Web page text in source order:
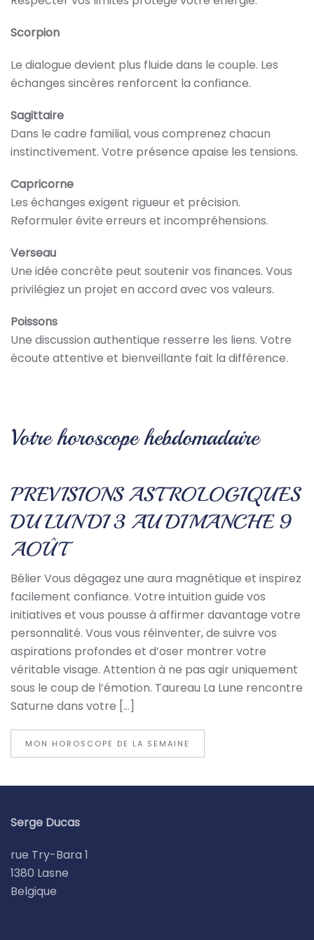
Scorpion
Le dialogue devient plus fluide dans le couple. Les
échanges sincères renforcent la confiance.
Sagittaire
Dans le cadre familial, vous comprenez chacun
instinctivement. Votre présence apaise les tensions.
Capricorne
Les échanges exigent rigueur et précision.
Reformuler évite erreurs et incompréhensions.
Verseau
Une idée concrète peut soutenir vos finances. Vous
privilégiez un projet en accord avec vos valeurs.
Poissons
Une discussion authentique resserre les liens. Votre
écoute attentive et bienveillante fait la différence.
Votre horoscope hebdomadaire
PREVISIONS ASTROLOGIQUES
DU LUNDI 3 AU DIMANCHE 9
AOÛT
Bélier Vous dégagez une aura magnétique et inspirez
facilement confiance. Votre intuition guide vos
initiatives et vous pousse à affirmer davantage votre
personnalité. Vous vous réinventer, de suivre vos
aspirations profondes et d’oser montrer votre
véritable visage. Attention à ne pas agir uniquement
sous le coup de l’émotion. Taureau La Lune rencontre
Saturne dans votre […]
MON HOROSCOPE DE LA SEMAINE
Serge Ducas
rue Try-Bara 1
1380 Lasne
Belgique